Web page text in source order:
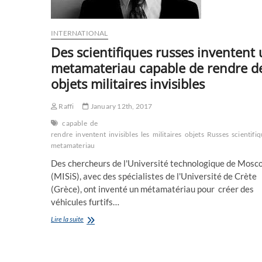
INTERNATIONAL
Des scientifiques russes inventent
metamateriau capable de rendre
objets militaires invisibles
Raffi
January 12th, 2017
capable de
rendre inventent invisibles les militaires objets Russes
metamateriau
Des chercheurs de l'Université technologique de
(MISiS), avec des spécialistes de l'Université de Crète
(Grèce), ont inventé un métamatériau pour créer des
véhicules furtifs…
Lire la suiteDes